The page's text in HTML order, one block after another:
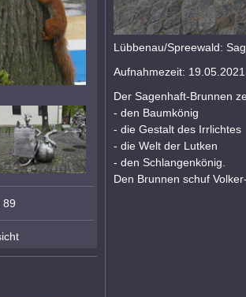
Lübbenau/Spreewald:
Aufnahmezeit: 19.05.2021
Der Sagenhaft-Brunnen
- den Baumkönig
- die Gestalt des Irrlichtes
- die Welt der Lutken
- den Schlangenkönig.
Den Brunnen schuf
89